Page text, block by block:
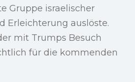
Gruppe israelischer
Erleichterung auslöste.
mit Trumps Besuch
für die kommenden